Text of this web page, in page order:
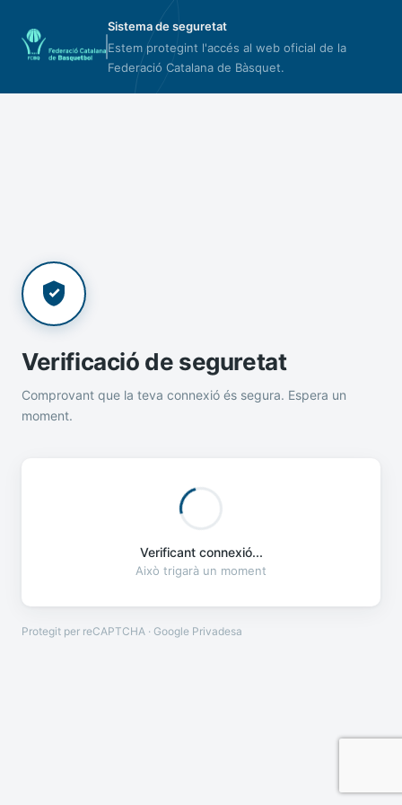
Sistema de seguretat
Estem protegint l'accés al web oficial de la
Federació Catalana de Bàsquet.
Verificació de seguretat
Comprovant que la teva connexió és segura. Espera un
moment.
Verificant connexió...
Això trigarà un moment
Protegit per reCAPTCHA · Google Privadesa